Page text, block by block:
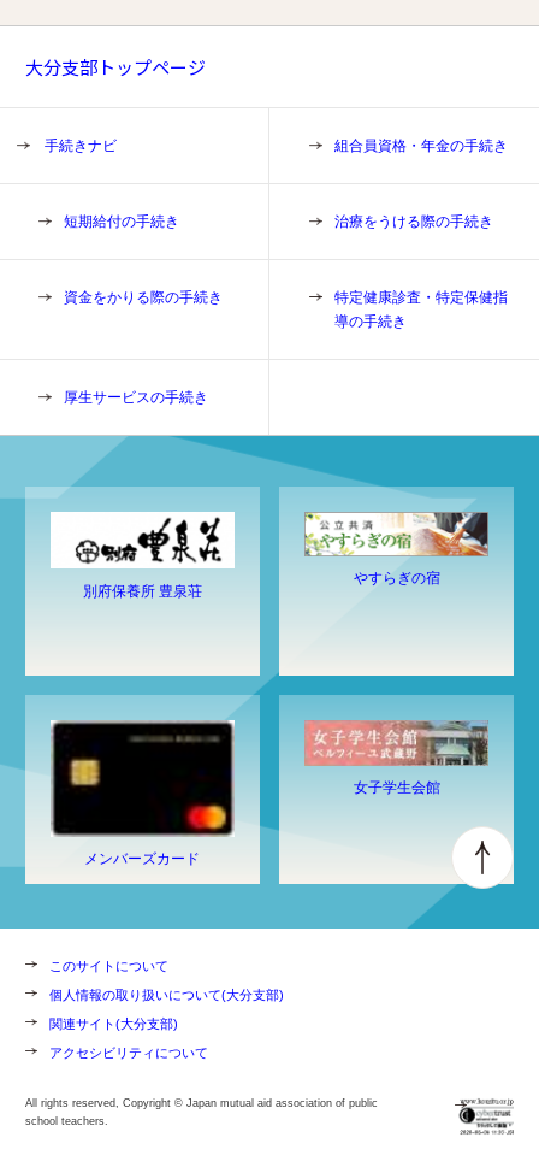
大分支部トップページ
手続きナビ 組合員資格・年金の手続き
短期給付の手続き 治療をうける際の手続き
資金をかりる際の手続き
特定健康診査・特定保健指
導の手続き
厚生サービスの手続き
別府保養所 豊泉荘
やすらぎの宿
メンバーズカード
女子学生会館
このサイトについて
個人情報の取り扱いについて(大分支部)
関連サイト(大分支部)
アクセシビリティについて
All rights reserved, Copyright © Japan mutual aid association of public
school teachers.